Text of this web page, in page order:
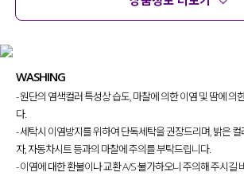
WASHING
- 원단의 염색컬러 특성상 습도, 마찰에 의한 이염 및 땀에 의
다.
- 세탁시 이염방지를 위하여 단독세탁을 권장드리며, 밝은 컬
자, 자동차시트 등과의 마찰에 주의를 부탁드립니다.
- 이염에 대한 환불이나 교환 A/S 불가하오니 주의해 주시길